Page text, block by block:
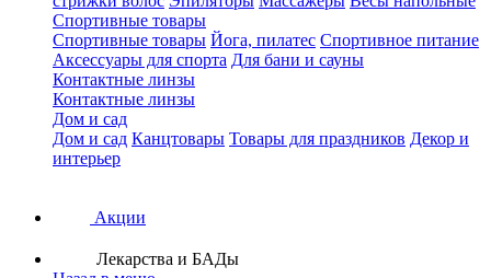
Спортивные товары
Спортивные товары Йога, пилатес Спортивное питание
Аксессуары для спорта Для бани и сауны
Контактные линзы
Контактные линзы
Дом и сад
Дом и сад Канцтовары Товары для праздников Декор и
интерьер
Акции
Лекарства и БАДы